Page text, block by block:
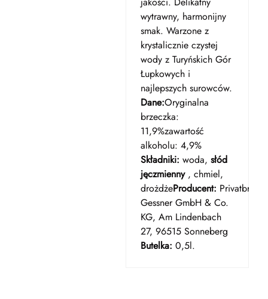
wytrawny, harmonijny
smak. Warzone z
krystalicznie czystej
wody z Turyńskich Gór
Łupkowych i
najlepszych surowców.
Dane:Oryginalna
brzeczka:
11,9%zawartość
alkoholu: 4,9%
Składniki: woda, słód
jęczmienny, chmiel,
drożdżeProducent:
Gessner GmbH & Co.
KG, Am Lindenbach
27, 96515 Sonneberg
Butelka: 0,5l.